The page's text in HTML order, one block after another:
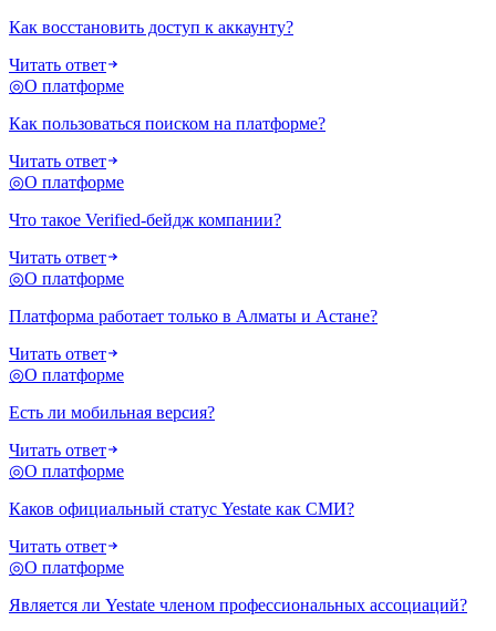
Как восстановить доступ к аккаунту?
Читать ответ
◎О платформе
Как пользоваться поиском на платформе?
Читать ответ
◎О платформе
Что такое Verified-бейдж компании?
Читать ответ
◎О платформе
Платформа работает только в Алматы и Астане?
Читать ответ
◎О платформе
Есть ли мобильная версия?
Читать ответ
◎О платформе
Каков официальный статус Yestate как СМИ?
Читать ответ
◎О платформе
Является ли Yestate членом профессиональных ассоциаций?